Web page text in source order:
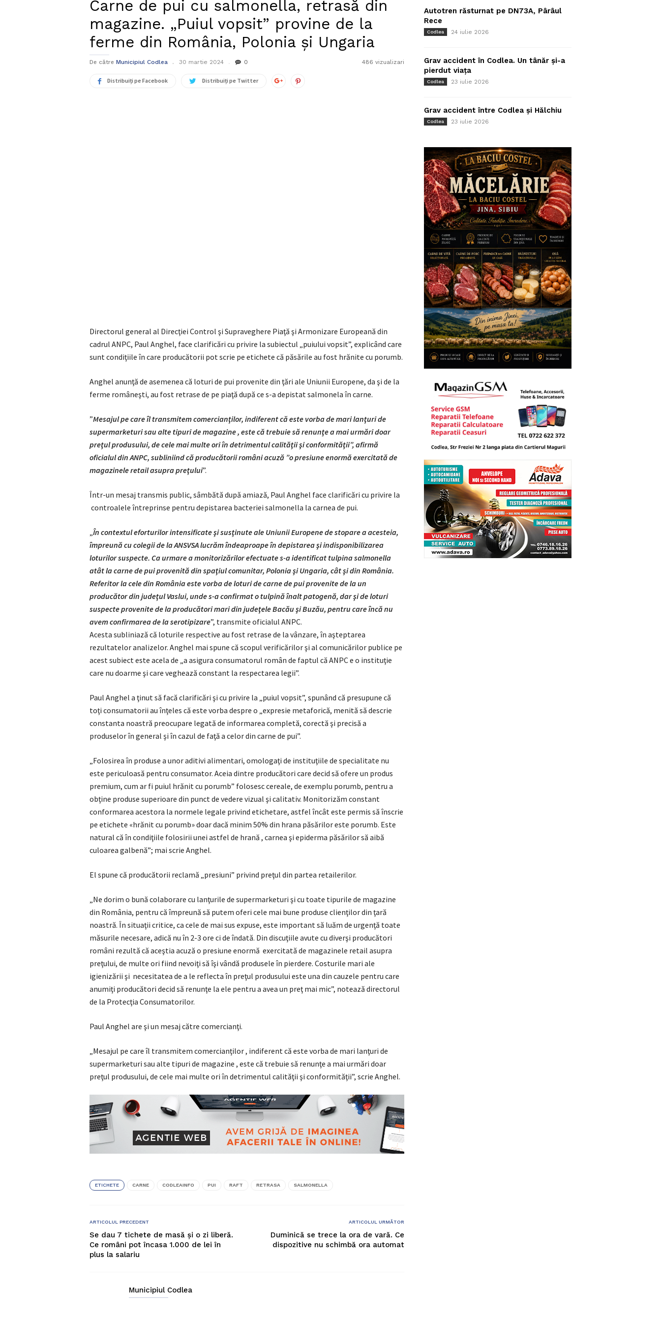
Carne de pui cu salmonella, retrasă din
magazine. „Puiul vopsit” provine de la
ferme din România, Polonia și Ungaria
De către Municipiul Codlea 30 martie 2024 0 486 vizualizari
Distribuiți pe Facebook Distribuiți pe Twitter
Directorul general al Direcţiei Control şi Supraveghere Piaţă şi Armonizare Europeană din
cadrul ANPC, Paul Anghel, face clarificări cu privire la subiectul „puiului vopsit”, explicând care
sunt condiţiile în care producătorii pot scrie pe etichete că păsările au fost hrănite cu porumb.
Anghel anunţă de asemenea că loturi de pui provenite din ţări ale Uniunii Europene, da şi de la
ferme româneşti, au fost retrase de pe piaţă după ce s-a depistat salmonela în carne.
”Mesajul pe care îl transmitem comercianţilor, indiferent că este vorba de mari lanţuri de
supermarketuri sau alte tipuri de magazine , este că trebuie să renunţe a mai urmări doar
preţul produsului, de cele mai multe ori în detrimentul calităţii şi conformităţii”, afirmă
oficialul din ANPC, subliniind că producătorii români acuză ”o presiune enormă exercitată de
magazinele retail asupra preţului”.
Într-un mesaj transmis public, sâmbătă după amiază, Paul Anghel face clarificări cu privire la
controalele întreprinse pentru depistarea bacteriei salmonella la carnea de pui.
„În contextul eforturilor intensificate şi susţinute ale Uniunii Europene de stopare a acesteia,
împreună cu colegii de la ANSVSA lucrăm îndeaproape în depistarea şi indisponibilizarea
loturilor suspecte. Ca urmare a monitorizărilor efectuate s-a identificat tulpina salmonella
atât la carne de pui provenită din spaţiul comunitar, Polonia şi Ungaria, cât şi din România.
Referitor la cele din România este vorba de loturi de carne de pui provenite de la un
producător din judeţul Vaslui, unde s-a confirmat o tulpină înalt patogenă, dar şi de loturi
suspecte provenite de la producători mari din judeţele Bacău şi Buzău, pentru care încă nu
avem confirmarea de la serotipizare”, transmite oficialul ANPC.
Acesta subliniază că loturile respective au fost retrase de la vânzare, în aşteptarea
rezultatelor analizelor. Anghel mai spune că scopul verificărilor şi al comunicărilor publice pe
acest subiect este acela de „a asigura consumatorul român de faptul că ANPC e o instituţie
care nu doarme şi care veghează constant la respectarea legii”.
Paul Anghel a ţinut să facă clarificări şi cu privire la „puiul vopsit”, spunând că presupune că
toţi consumatorii au înţeles că este vorba despre o „expresie metaforică, menită să descrie
constanta noastră preocupare legată de informarea completă, corectă şi precisă a
produselor în general şi în cazul de faţă a celor din carne de pui”.
„Folosirea în produse a unor aditivi alimentari, omologaţi de instituţiile de specialitate nu
este periculoasă pentru consumator. Aceia dintre producători care decid să ofere un produs
premium, cum ar fi puiul hrănit cu porumb” folosesc cereale, de exemplu porumb, pentru a
obţine produse superioare din punct de vedere vizual şi calitativ. Monitorizăm constant
conformarea acestora la normele legale privind etichetare, astfel încât este permis să înscrie
pe etichete «hrănit cu porumb» doar dacă minim 50% din hrana păsărilor este porumb. Este
natural că în condiţiile folosirii unei astfel de hrană , carnea şi epiderma păsărilor să aibă
culoarea galbenă”; mai scrie Anghel.
El spune că producătorii reclamă „presiuni” privind preţul din partea retailerilor.
„Ne dorim o bună colaborare cu lanţurile de supermarketuri şi cu toate tipurile de magazine
din România, pentru că împreună să putem oferi cele mai bune produse clienţilor din ţară
noastră. În situaţii critice, ca cele de mai sus expuse, este important să luăm de urgenţă toate
măsurile necesare, adică nu în 2-3 ore ci de îndată. Din discuţiile avute cu diverşi producători
români rezultă că aceştia acuză o presiune enormă exercitată de magazinele retail asupra
preţului, de multe ori fiind nevoiţi să îşi vândă produsele în pierdere. Costurile mari ale
igienizării şi necesitatea de a le reflecta în preţul produsului este una din cauzele pentru care
anumiţi producători decid să renunţe la ele pentru a avea un preţ mai mic”, notează directorul
de la Protecţia Consumatorilor.
Paul Anghel are şi un mesaj către comercianţi.
„Mesajul pe care îl transmitem comercianţilor , indiferent că este vorba de mari lanţuri de
supermarketuri sau alte tipuri de magazine , este că trebuie să renunţe a mai urmări doar
preţul produsului, de cele mai multe ori în detrimentul calităţii şi conformităţii”, scrie Anghel.
ETICHETE CARNE CODLEAINFO PUI RAFT RETRASA SALMONELLA
ARTICOLUL PRECEDENT
Se dau 7 tichete de masă şi o zi liberă.
Ce români pot încasa 1.000 de lei în
plus la salariu
ARTICOLUL URMĂTOR
Duminică se trece la ora de vară. Ce
dispozitive nu schimbă ora automat
Municipiul Codlea
Autotren răsturnat pe DN73A, Pârâul
Rece
Codlea 24 iulie 2026
Grav accident în Codlea. Un tânăr și-a
pierdut viața
Codlea 23 iulie 2026
Grav accident între Codlea și Hălchiu
Codlea 23 iulie 2026